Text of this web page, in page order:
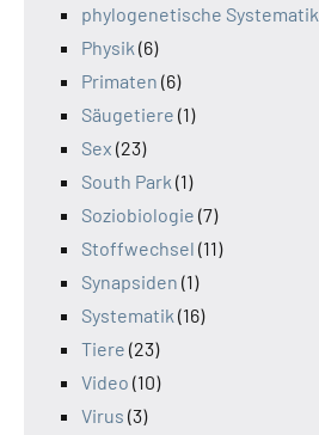
phylogenetische Systematik
Physik (6)
Primaten (6)
Säugetiere (1)
Sex (23)
South Park (1)
Soziobiologie (7)
Stoffwechsel (11)
Synapsiden (1)
Systematik (16)
Tiere (23)
Video (10)
Virus (3)